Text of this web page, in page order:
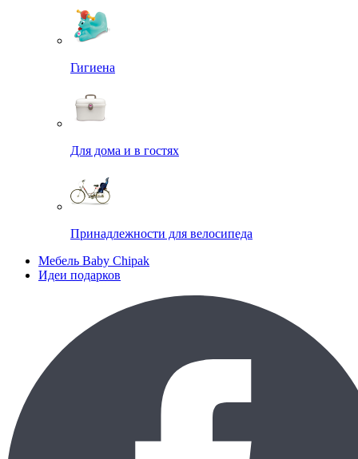
Гигиена
Для дома и в гостях
Принадлежности для велосипеда
Мебель Baby Chipak
Идеи подарков